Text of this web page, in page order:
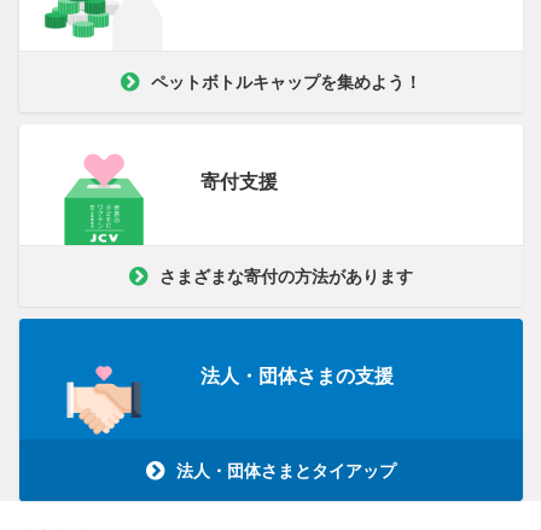
ペットボトルキャップを集めよう！
寄付支援
さまざまな寄付の方法があります
法人・団体さまの支援
法人・団体さまとタイアップ